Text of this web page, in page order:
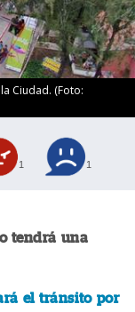
Ciudad. (Foto:
1 1
tendrá una
el tránsito por